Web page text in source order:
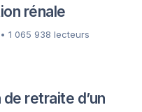
rénale
1 065 938 lecteurs
retraite d’un